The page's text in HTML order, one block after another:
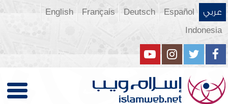
عربي Español
Deutsch
Français
English
Indonesia